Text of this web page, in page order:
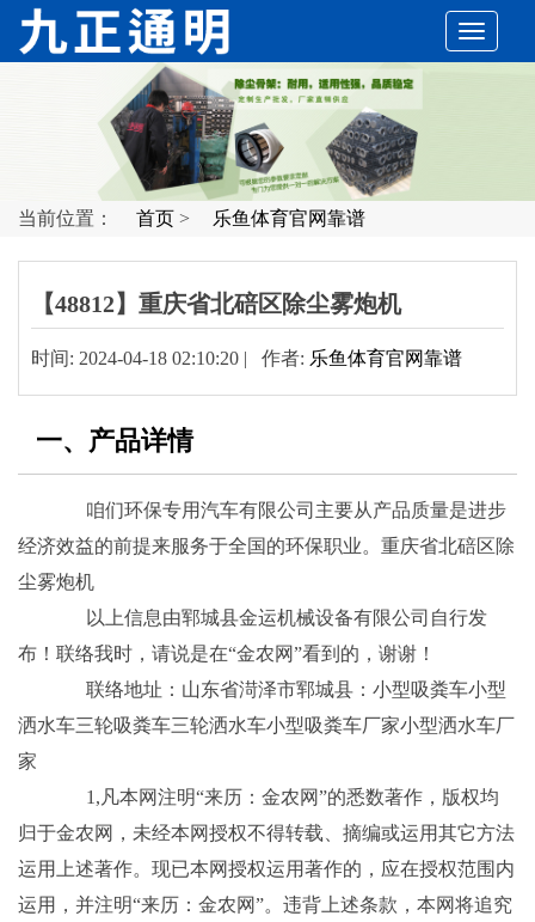
切
导
当前位置： 首页 > 乐鱼体育官网靠谱
【48812】重庆省北碚区除尘雾炮机
时间: 2024-04-18 02:10:20 | 作者: 乐鱼体育官网靠谱
一、产品详情
咱们环保专用汽车有限公司主要从产品质量是进步
经济效益的前提来服务于全国的环保职业。重庆省北碚区除
尘雾炮机
以上信息由郓城县金运机械设备有限公司自行发
布！联络我时，请说是在“金农网”看到的，谢谢！
联络地址：山东省渮泽市郓城县：小型吸粪车小型
洒水车三轮吸粪车三轮洒水车小型吸粪车厂家小型洒水车厂
家
1,凡本网注明“来历：金农网”的悉数著作，版权均
归于金农网，未经本网授权不得转载、摘编或运用其它方法
运用上述著作。现已本网授权运用著作的，应在授权范围内
运用，并注明“来历：金农网”。违背上述条款，本网将追究